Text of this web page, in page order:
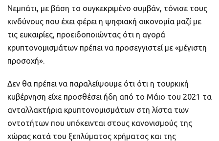
Νεμπάτι, με βάση το συγκεκριμένο συμβάν, τόνισε τους
κινδύνους που έχει φέρει η ψηφιακή οικονομία μαζί με
τις ευκαιρίες, προειδοποιώντας ότι η αγορά
κρυπτονομισμάτων πρέπει να προσεγγιστεί με «μέγιστη
προσοχή».
Δεν θα πρέπει να παραλείψουμε ότι ότι η τουρκική
κυβέρνηση είχε προσθέσει ήδη από το Μάιο του 2021 τα
ανταλλακτήρια κρυπτονομισμάτων στη λίστα των
οντοτήτων που υπόκεινται στους κανονισμούς της
χώρας κατά του ξεπλύματος χρήματος και της